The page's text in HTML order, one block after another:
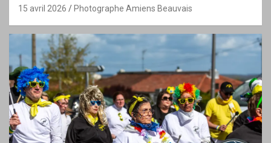
15 avril 2026 Photographe Amiens Beauvais